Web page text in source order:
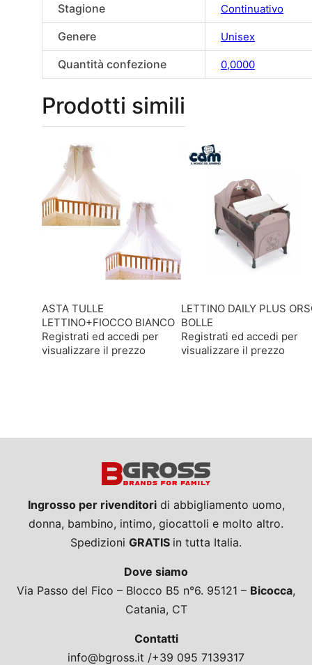
Stagione Continuativo
Genere Unisex
Quantità confezione 0,0000
Prodotti simili
ASTA TULLE
LETTINO+FIOCCO BIANCO
Registrati ed accedi per
visualizzare il prezzo
LETTINO DAILY PLUS
BOLLE
Registrati ed accedi per
visualizzare il prezzo
Ingrosso per rivenditoridi abbigliamento uomo,
donna, bambino, intimo, giocattoli e molto altro.
Spedizioni GRATIS in tutta Italia.
Dove siamo
Via Passo del Fico – Blocco B5 n°6. 95121 – Bicocca,
Catania, CT
Contatti
info@bgross.it /+39 095 7139317